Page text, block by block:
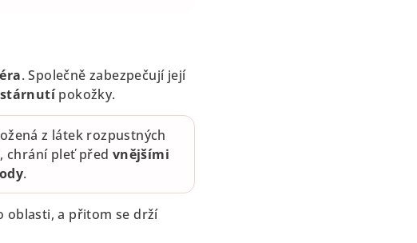
. Společně zabezpečují její
stárnutípokožky.
z látek rozpustných
chrání pleť před vnějšími
.
oblasti, a přitom se drží